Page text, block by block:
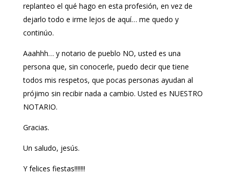
replanteo el qué hago en esta profesión, en vez de
dejarlo todo e irme lejos de aquí… me quedo y
continúo.
Aaahhh… y notario de pueblo NO, usted es una
persona que, sin conocerle, puedo decir que tiene
todos mis respetos, que pocas personas ayudan al
prójimo sin recibir nada a cambio. Usted es NUESTRO
NOTARIO.
Gracias.
Un saludo, jesús.
Y felices fiestas!!!!!!!